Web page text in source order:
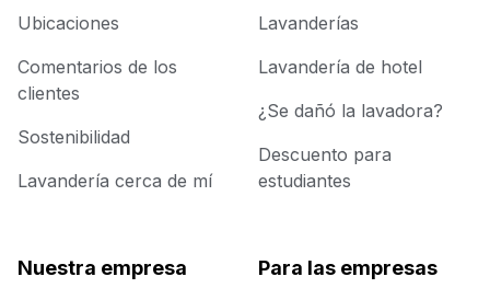
Ubicaciones
Comentarios de los
clientes
Sostenibilidad
Lavandería cerca de mí
Lavanderías
Lavandería de hotel
¿Se dañó la lavadora?
Descuento para
estudiantes
Nuestra empresa Para las empresas